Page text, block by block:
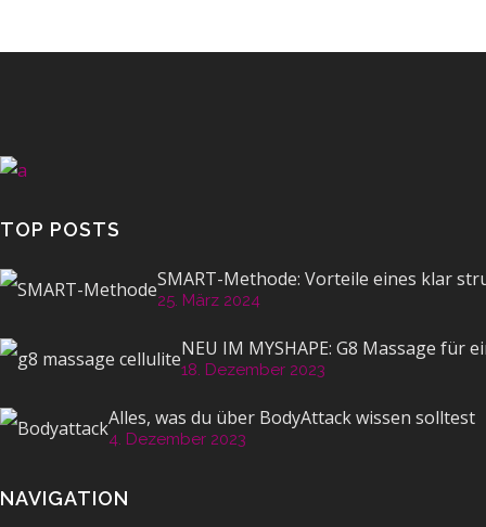
TOP POSTS
SMART-Methode: Vorteile eines klar
25. März 2024
NEU IM MYSHAPE: G8 Massage für
18. Dezember 2023
Alles, was du über BodyAttack wissen solltest
4. Dezember 2023
NAVIGATION